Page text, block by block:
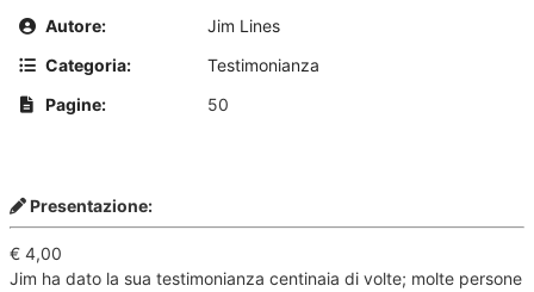
Autore:
Jim Lines
Categoria:
Testimonianza
Pagine:
50
Presentazione:
€ 4,00
Jim ha dato la sua testimonianza centinaia di volte; molte persone